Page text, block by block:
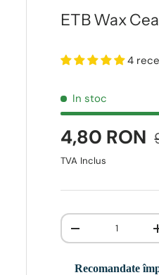
ETB Wax
4
In stoc
4,80 RON
TVA Inclus
Cantitate
-
Recomandate